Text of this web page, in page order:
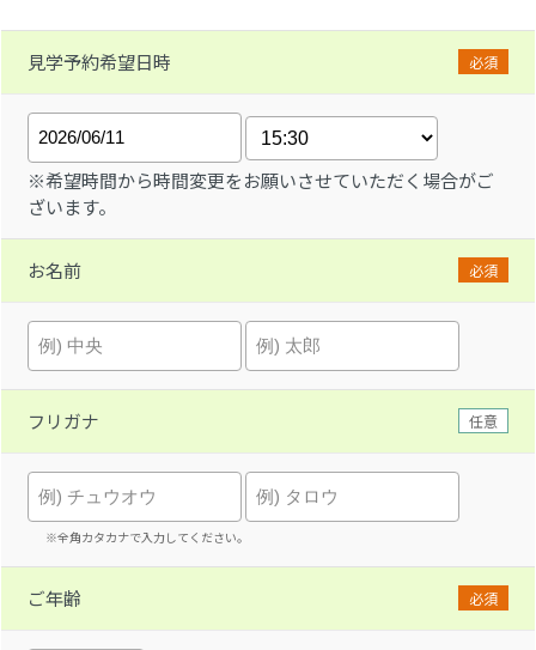
見学予約希望日時 必須
※希望時間から時間変更をお願いさせていただく場合がご
ざいます。
お名前 必須
フリガナ 任意
※全角カタカナで入力してください。
ご年齢 必須